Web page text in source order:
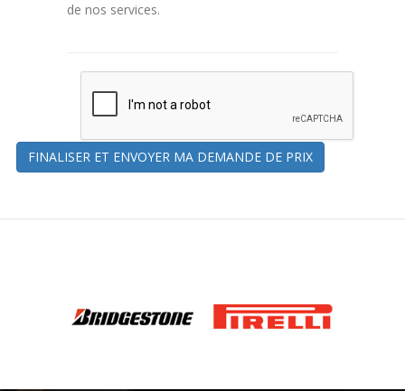
de nos services.
FINALISER ET ENVOYER MA DEMANDE DE PRIX